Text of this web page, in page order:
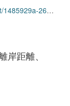
ryoukaikyoushuuhou2008nendai43shuu.pdf
距離、